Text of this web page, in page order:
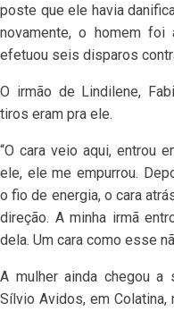
poste que ele havia
novamente, o homem
efetuou seis disparos
O irmão de Lindilene,
tiros eram pra ele.
“O cara veio aqui, entrou
ele, ele me empurrou.
o fio de energia, o cara
direção. A minha irmã
dela. Um cara como esse
A mulher ainda chegou
Sílvio Avidos, em Colatina,